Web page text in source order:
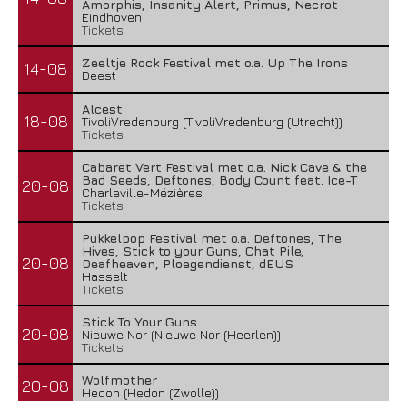
Amorphis, Insanity Alert, Primus, Necrot
Eindhoven
Tickets
14-08
Zeeltje Rock Festival met o.a. Up The Irons
Deest
18-08
Alcest
TivoliVredenburg (TivoliVredenburg (Utrecht))
Tickets
20-08
Cabaret Vert Festival met o.a. Nick Cave & the
Bad Seeds, Deftones, Body Count feat. Ice-T
Charleville-Mézières
Tickets
20-08
Pukkelpop Festival met o.a. Deftones, The
Hives, Stick to your Guns, Chat Pile,
Deafheaven, Ploegendienst, dEUS
Hasselt
Tickets
20-08
Stick To Your Guns
Nieuwe Nor (Nieuwe Nor (Heerlen))
Tickets
20-08
Wolfmother
Hedon (Hedon (Zwolle))